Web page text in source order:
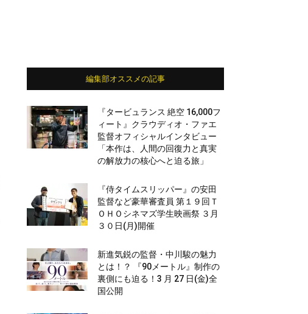
編集部オススメの記事
『タービュランス 絶空 16,000フ
ィート』クラウディオ・ファエ
監督オフィシャルインタビュー
「本作は、人間の回復力と真実
の解放力の核心へと迫る旅」
『侍タイムスリッパー』の安田
監督など豪華審査員 第１９回Ｔ
ＯＨＯシネマズ学生映画祭 ３月
３０日(月)開催
新進気鋭の監督・中川駿の魅力
とは！？ 『90メートル』制作の
裏側にも迫る！3 月 27 日(金)全
国公開